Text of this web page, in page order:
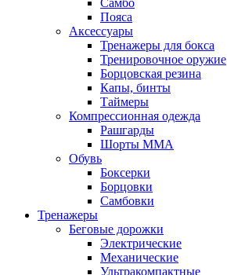
Самбо
Пояса
Аксессуары
Тренажеры для бокса
Тренировочное оружие
Борцовская резина
Капы, бинты
Таймеры
Компрессионная одежда
Рашгарды
Шорты MMA
Обувь
Боксерки
Борцовки
Самбовки
Тренажеры
Беговые дорожки
Электрические
Механические
Ультракомпактные